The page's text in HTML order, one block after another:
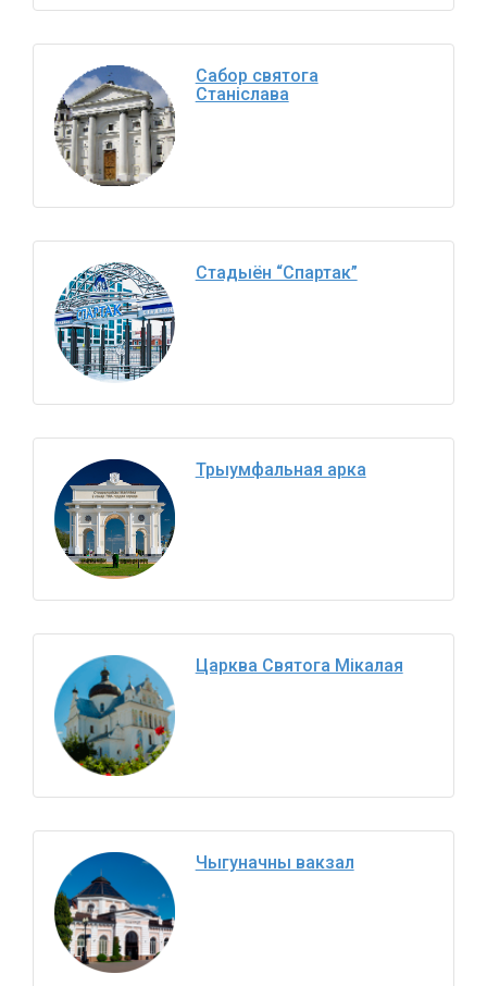
Сабор святога
Станіслава
Стадыён “Спартак”
Трыумфальная арка
Царква Святога Мікалая
Чыгуначны вакзал